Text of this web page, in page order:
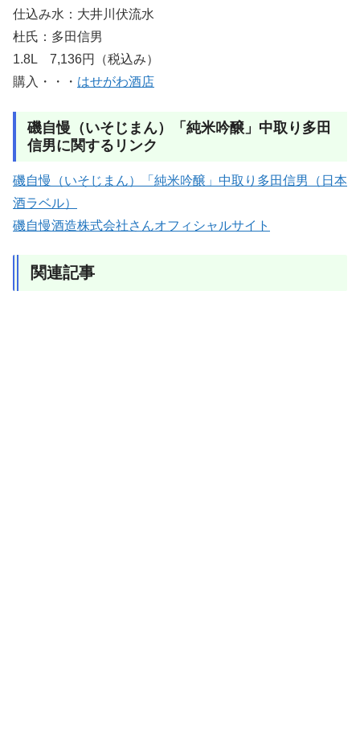
仕込み水：大井川伏流水
杜氏：多田信男
1.8L 7,136円（税込み）
購入・・・ はせがわ酒店
磯自慢（いそじまん）「純米吟醸」中取り多田
信男に関するリンク
磯自慢（いそじまん）「純米吟醸」中取り多田信男（日本
酒ラベル）
磯自慢酒造株式会社さんオフィシャルサイト
関連記事